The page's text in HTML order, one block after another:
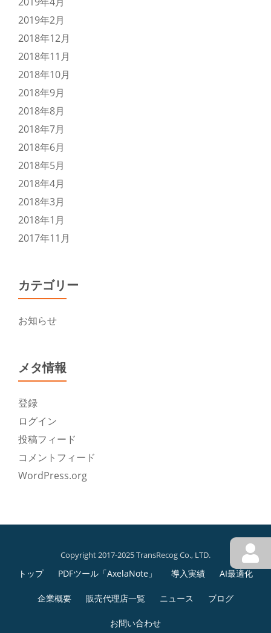
2019年2月
2018年12月
2018年11月
2018年10月
2018年9月
2018年8月
2018年7月
2018年6月
2018年5月
2018年4月
2018年3月
2018年1月
2017年11月
カテゴリー
お知らせ
メタ情報
登録
ログイン
投稿フィード
コメントフィード
WordPress.org
Copyright 2017-2025 TransRecog Co., LTD.
第
トップ PDFツール「AxelaNote」 導入実績 AI最適化
企業概要 販売代理店一覧 ニュース ブログ
お問い合わせ